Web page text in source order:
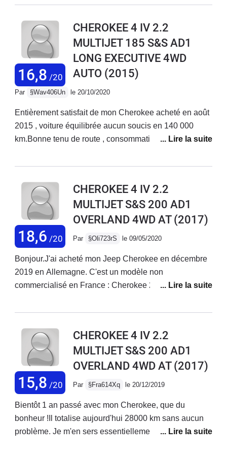
auquel il est facile de prendre gout ( sièges avt et
enregistrement position de conduite...)Coté conduite ça
reste du diesel mais les 200 cv sont pratique pour
emmener le poids du bison des Appalaches.
16,8 /20
CHEROKEE 4 IV 2.2
MULTIJET 185 S&S AD1
LONG EXECUTIVE 4WD
AUTO (2015)
Par §Wav406Un le 20/10/2020
Entièrement satisfait de mon Cherokee acheté en août
2015 , voiture équilibrée aucun soucis en 140 000
km.Bonne tenu de route , consommation maîtrisée 7
,Un bon compromis gabarit entre les très gros et les
Europe cela une voiture originale , agréable et
raisonnable.
18,6 /20
CHEROKEE 4 IV 2.2
MULTIJET S&S 200 AD1
OVERLAND 4WD AT(2017)
Par §Oli723rS le 09/05/2020
Bonjour.J'ai acheté mon Jeep Cherokee en décembre
2019 en Allemagne. C'est un modèle non
commercialisé en France : Cherokee 2.2 Overland
de couleur "Light Brownstone" (beige/doré métallisé)
équipements sont pléthoriques, le confort et la tenue
de route au top !!Une sono d'excellente qualité.Le
confort est royal, la qualité de conduite est
exceptionnelle avec un bon amortissement, une bonne
insonorisation, une boîte auto allemande ZF
Friedrichshafen 9 rapports (idem Range Rover
Evoque) au top et un moteur italien Fiat MultiJet 2.2 de
200 chevaux très puissant et coupleux qui permet
15,8 /20
CHEROKEE 4 IV 2.2
MULTIJET S&S 200 AD1
OVERLAND 4WD AT(2017)
Par §Fra614Xq le 20/12/2019
Bientôt 1 an passé avec mon Cherokee, que du
bonheur !Il totalise aujourd'hui 28000 km sans aucun
problème. Je m'en sers essentiellement pour tracter un